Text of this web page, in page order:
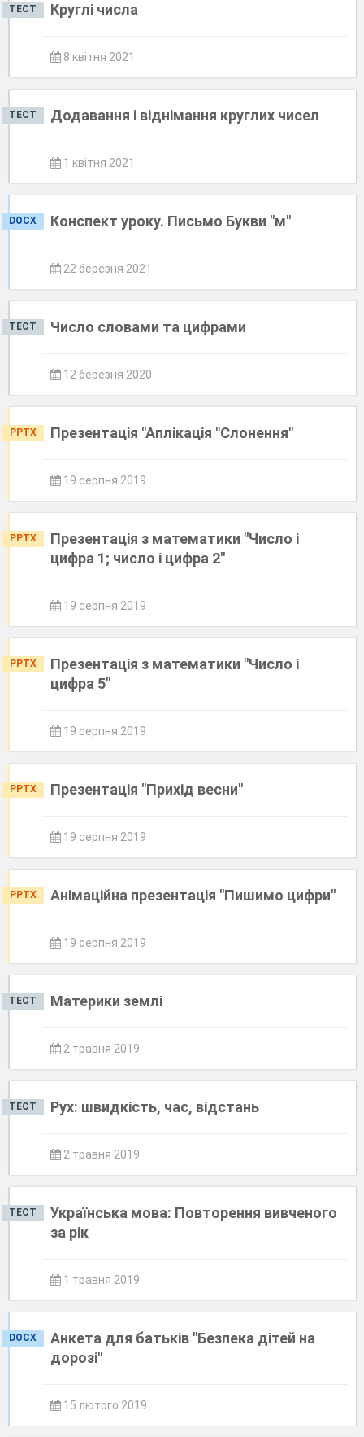
ТЕСТ Круглі числа
8 квітня 2021
ТЕСТ Додавання і віднімання круглих чисел
1 квітня 2021
DOCX Конспект уроку. Письмо Букви "м"
22 березня 2021
ТЕСТ Число словами та цифрами
12 березня 2020
PPTX Презентація "Аплікація "Слонення"
19 серпня 2019
PPTX
Презентація з математики "Число і
цифра 1; число і цифра 2"
19 серпня 2019
PPTX
Презентація з математики "Число і
цифра 5"
19 серпня 2019
PPTX Презентація "Прихід весни"
19 серпня 2019
PPTX Анімаційна презентація "Пишимо цифри"
19 серпня 2019
ТЕСТ Материки землі
2 травня 2019
ТЕСТ Рух: швидкість, час, відстань
2 травня 2019
ТЕСТ
Українська мова: Повторення вивченого
за рік
1 травня 2019
DOCX
Анкета для батьків "Безпека дітей на
дорозі"
15 лютого 2019